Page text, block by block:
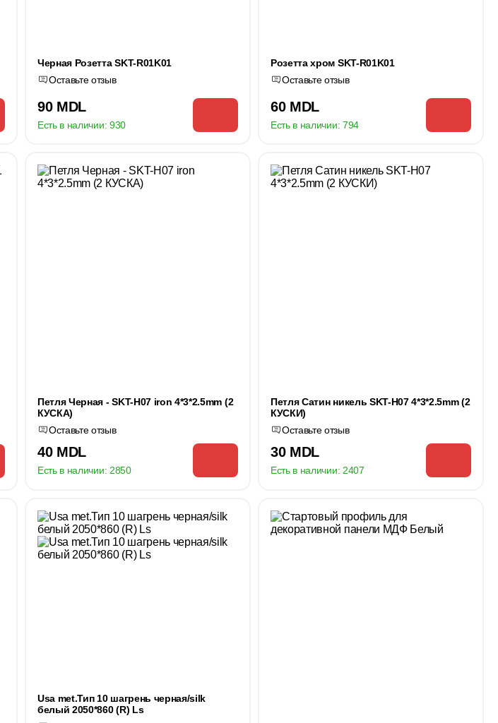
Черная Розетта SKT-R01K01
Оставьте отзыв
90 MDL
Есть в наличии: 930
Розетта хром SKT-R01K01
Оставьте отзыв
60 MDL
Есть в наличии: 794
Петля Черная - SKT-H07 iron 4*3*2.5mm (2
КУСКA)
Оставьте отзыв
40 MDL
Есть в наличии: 2850
Петля Сатин никель SKT-H07 4*3*2.5mm (2
КУСКИ)
Оставьте отзыв
30 MDL
Есть в наличии: 2407
Usa met.Тип 10 шагрень черная/silk
белый 2050*860 (R) Ls